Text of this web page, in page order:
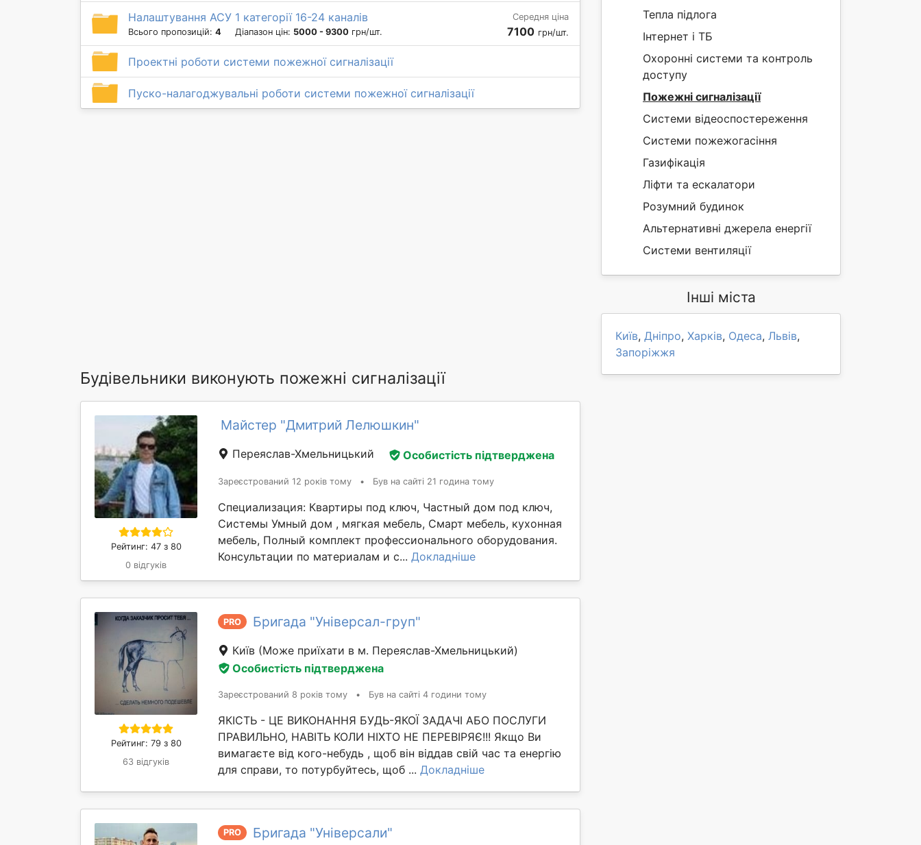
Налаштування АСУ 1 категорії 16-24 каналів
Всього пропозицій: 4 Діапазон цін: 5000 - 9300 грн/шт.
Середня ціна
7100 грн/шт.
Проектні роботи системи пожежної сигналізації
Пуско-налагоджувальні роботи системи пожежної сигналізації
Будівельники виконують пожежні сигналізації
Рейтинг: 47 з 80
0 відгуків
Майстер "Дмитрий Лелюшкин"
Переяслав-Хмельницький Особистість підтверджена
Зареєстрований 12 років тому • Був на сайті 21 година тому
Специализация: Квартиры под ключ, Частный дом под ключ,
Системы Умный дом , мягкая мебель, Смарт мебель, кухонная
мебель, Полный комплект профессионального оборудования.
Консультации по материалам и с... Докладніше
Рейтинг: 79 з 80
63 відгуків
PRO Бригада "Універсал-груп"
Київ (Може приїхати в м. Переяслав-Хмельницький)
Особистість підтверджена
Зареєстрований 8 років тому • Був на сайті 4 години тому
ЯКІСТЬ - ЦЕ ВИКОНАННЯ БУДЬ-ЯКОЇ ЗАДАЧІ АБО ПОСЛУГИ
ПРАВИЛЬНО, НАВІТЬ КОЛИ НІХТО НЕ ПЕРЕВІРЯЄ!!! Якщо Ви
вимагаєте від кого-небудь , щоб він віддав свій час та енергію
для справи, то потурбуйтесь, щоб ... Докладніше
PRO Бригада "Універсали"
Тепла підлога
Інтернет і ТБ
Охоронні системи та контроль
доступу
Пожежні сигналізації
Системи відеоспостереження
Системи пожежогасіння
Газифікація
Ліфти та ескалатори
Розумний будинок
Альтернативні джерела енергії
Системи вентиляції
Інші міста
Київ, Дніпро, Харків, Одеса, Львів,
Запоріжжя